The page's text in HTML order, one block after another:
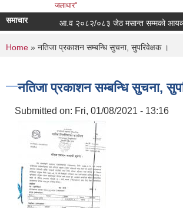
जलाधार"
समाचार आ.व २०८२/०८३ जेठ मसान्त सम्मको आयव्यायको
You are here
Home » नतिजा प्रकाशन सम्बन्धि सुचना, सुपरिवेक्षक ।
नतिजा प्रकाशन सम्बन्धि सुचना,
Submitted on: Fri, 01/08/2021 - 13:16